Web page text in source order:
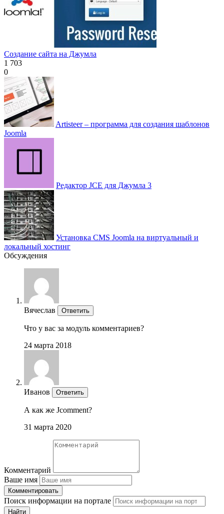
Создание сайта на Джумла
1 703
0
Artisteer – программа для создания шаблонов
Joomla
Редактор JCE для Джумла 3
Установка CMS Joomla на виртуальный и
локальный хостинг
Обсуждения
Вячеслав Ответить
Что у вас за модуль комментариев?
24 марта 2018
Иванов Ответить
А как же Jcomment?
31 марта 2020
Комментарий
Ваше имя
Комментировать
Поиск информации на портале
Найти